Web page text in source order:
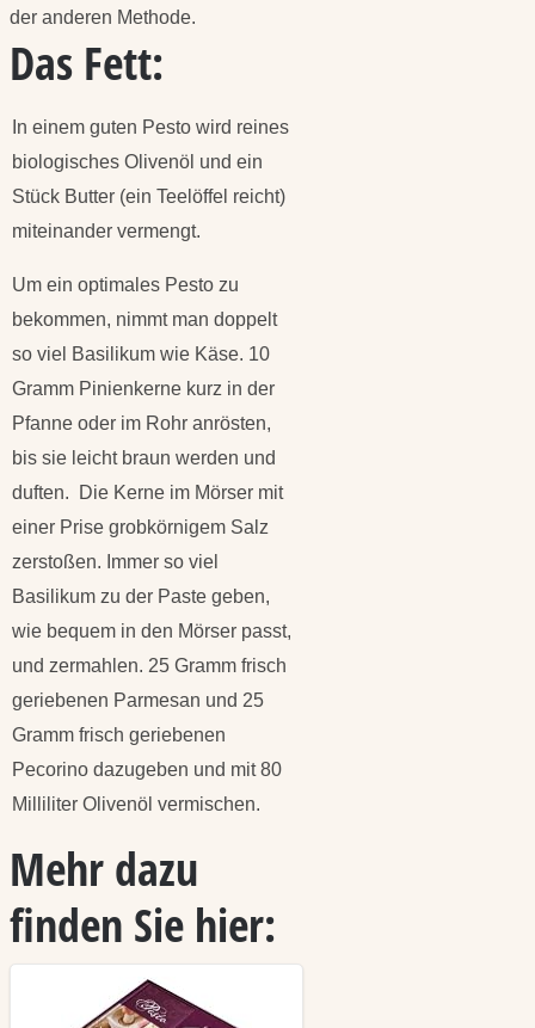
der anderen Methode.
Das Fett:
In einem guten Pesto wird reines
biologisches Olivenöl und ein
Stück Butter (ein Teelöffel reicht)
miteinander vermengt.
Um ein optimales Pesto zu
bekommen, nimmt man doppelt
so viel Basilikum wie Käse. 10
Gramm Pinienkerne kurz in der
Pfanne oder im Rohr anrösten,
bis sie leicht braun werden und
duften. Die Kerne im Mörser mit
einer Prise grobkörnigem Salz
zerstoßen. Immer so viel
Basilikum zu der Paste geben,
wie bequem in den Mörser passt,
und zermahlen. 25 Gramm frisch
geriebenen Parmesan und 25
Gramm frisch geriebenen
Pecorino dazugeben und mit 80
Milliliter Olivenöl vermischen.
Mehr dazu
finden Sie hier: